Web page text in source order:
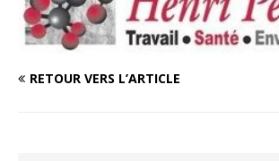
RETOUR VERS L’ARTICLE